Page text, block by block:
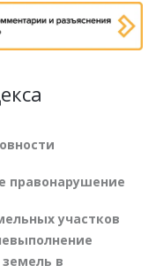
правонарушение
участков
в